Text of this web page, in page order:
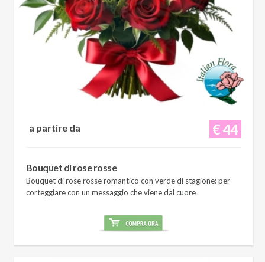
€ 44
a partire da
Bouquet di rose rosse
Bouquet di rose rosse romantico con verde di stagione: per
corteggiare con un messaggio che viene dal cuore